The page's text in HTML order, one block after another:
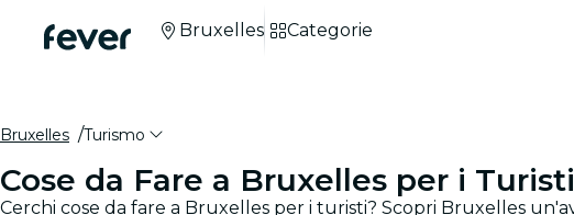
Bruxelles Categorie
Bruxelles Turismo
Cose da Fare a Bruxelles per i Turisti